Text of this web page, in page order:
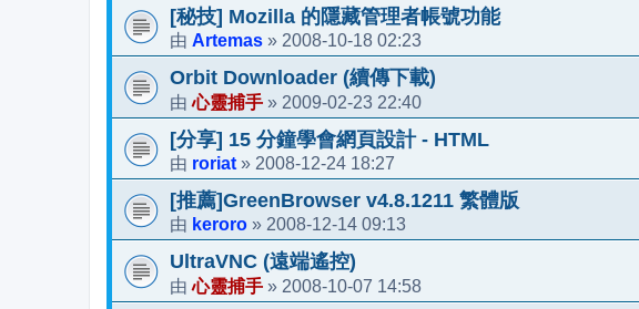
[秘技] Mozilla 的隱藏管理者帳號功能
由 Artemas » 2008-10-18 02:23
Orbit Downloader (續傳下載)
由心靈捕手 » 2009-02-23 22:40
[分享] 15 分鐘學會網頁設計 - HTML
由 roriat» 2008-12-24 18:27
[推薦]GreenBrowser v4.8.1211 繁體版
由 keroro » 2008-12-14 09:13
UltraVNC (遠端遙控)
由心靈捕手 » 2008-10-07 14:58